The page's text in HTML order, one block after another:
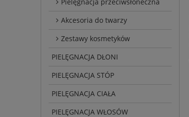
Akcesoria do twarzy
Zestawy kosmetyków
PIELĘGNACJA DŁONI
PIELĘGNACJA STÓP
PIELĘGNACJA CIAŁA
PIELĘGNACJA WŁOSÓW